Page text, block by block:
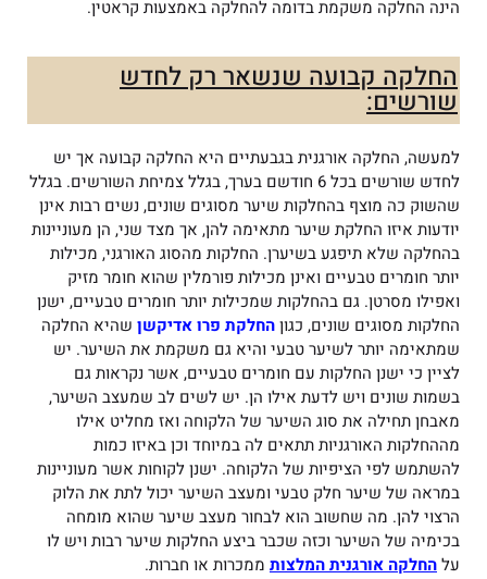
הינה החלקה משקמת בדומה להחלקה באמצעות קראטין.
החלקה קבועה שנשאר רק לחדש
שורשים:
למעשה, החלקה אורגנית בגבעתיים היא החלקה קבועה אך יש
לחדש שורשים בכל 6 חודשם בערך, בגלל צמיחת השורשים. בגלל
שהשוק כה מוצף בהחלקות שיער מסוגים שונים, נשים רבות אינן
יודעות איזו החלקת שיער מתאימה להן, אך מצד שני, הן מעוניינות
בהחלקה שלא תיפגע בשיערן. החלקות מהסוג האורגני, מכילות
יותר חומרים טבעיים ואינן מכילות פורמלין שהוא חומר מזיק
ואפילו מסרטן. גם בהחלקות שמכילות יותר חומרים טבעיים, ישנן
החלקות מסוגים שונים, כגוןהחלקת פרו אדיקשן שהיא החלקה
שמתאימה יותר לשיער טבעי והיא גם משקמת את השיער. יש
לציין כי ישנן החלקות עם חומרים טבעיים, אשר נקראות גם
בשמות שונים ויש לדעת אילו הן. יש לשים לב שמעצב השיער,
מאבחן תחילה את סוג השיער של הלקוחה ואז מחליט אילו
מההחלקות האורגניות תתאים לה במיוחד וכן באיזו כמות
להשתמש לפי הציפיות של הלקוחה. ישנן לקוחות אשר מעוניינות
במראה של שיער חלק טבעי ומעצב השיער יכול לתת את הלוק
הרצוי להן. מה שחשוב הוא לבחור מעצב שיער שהוא מומחה
בכימיה של השיער וכזה שכבר ביצע החלקות שיער רבות ויש לו
עלהחלקה אורגנית המלצות ממכרות או חברות.